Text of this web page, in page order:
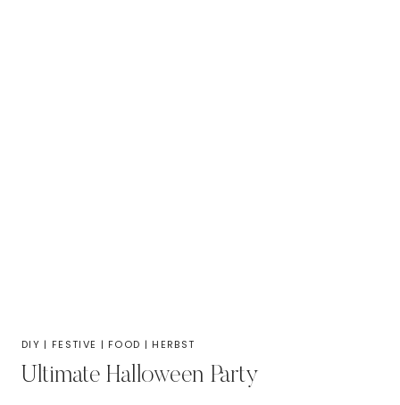
DIY | FESTIVE | FOOD | HERBST
Ultimate Halloween Party